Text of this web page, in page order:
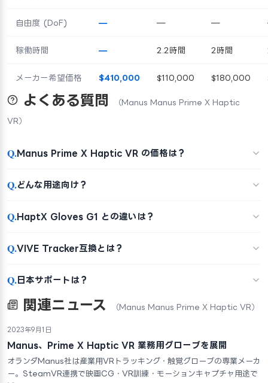
自由度 (DoF) — — —
稼働時間 — 2.2時間 2時間
メーカー希望価格 $410,000 $110,000 $180,000
よくある質問 （Manus Manus Prime X Haptic
VR）
Q.Manus Prime X Haptic VR の価格は？
Q.どんな用途向け？
Q.HaptX Gloves G1 との違いは？
Q.VIVE Tracker互換とは？
Q.日本サポートは？
関連ニュース （Manus Manus Prime X Haptic VR）
2023年9月1日
Manus、Prime X Haptic VR 業務用グローブを展開
オランダManus社は産業用VRトラッキング・触覚グローブの専業メーカ
ー。SteamVR連携で映画CG・VR訓練・モーションキャプチャ用途で